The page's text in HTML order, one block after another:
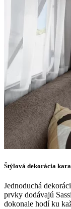
Štýlová dekorácia
Jednoduchá
prvky dodávajú
dokonale hodí ku